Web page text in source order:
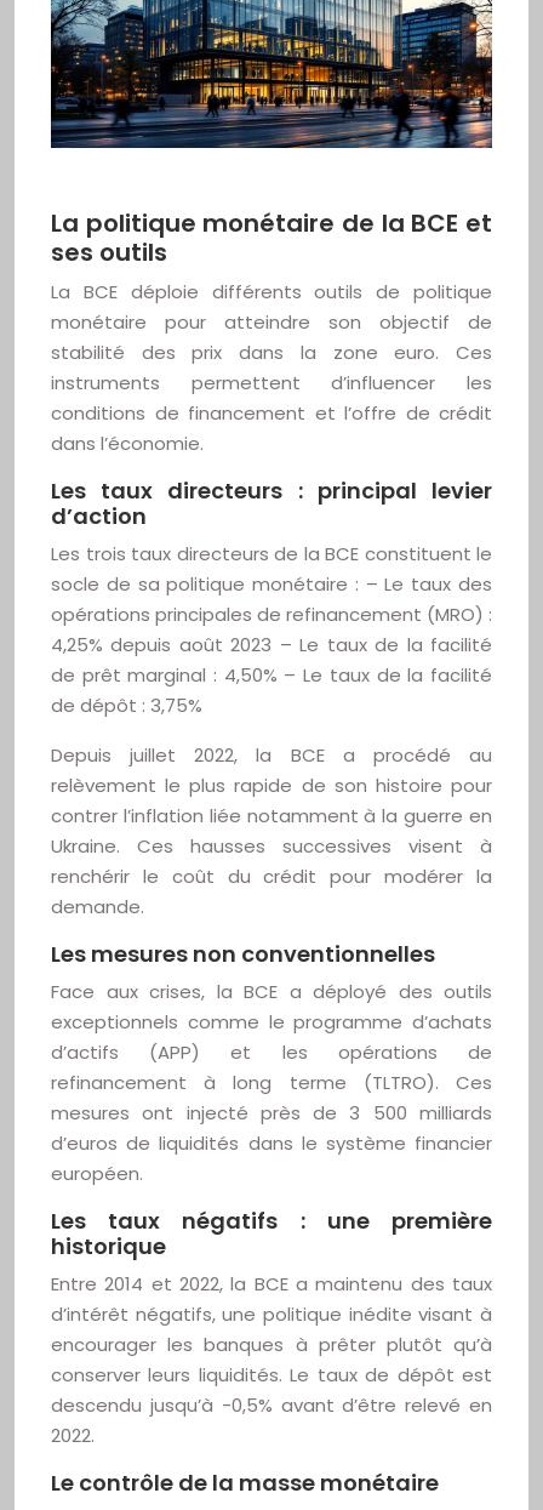
La politique monétaire de la BCE et
ses outils
La BCE déploie différents outils de politique
monétaire pour atteindre son objectif de
stabilité des prix dans la zone euro. Ces
instruments permettent d’influencer les
conditions de financement et l’offre de crédit
dans l’économie.
Les taux directeurs : principal levier
d’action
Les trois taux directeurs de la BCE constituent le
socle de sa politique monétaire : – Le taux des
opérations principales de refinancement (MRO) :
4,25% depuis août 2023 – Le taux de la facilité
de prêt marginal : 4,50% – Le taux de la facilité
de dépôt : 3,75%
Depuis juillet 2022, la BCE a procédé au
relèvement le plus rapide de son histoire pour
contrer l’inflation liée notamment à la guerre en
Ukraine. Ces hausses successives visent à
renchérir le coût du crédit pour modérer la
demande.
Les mesures non conventionnelles
Face aux crises, la BCE a déployé des outils
exceptionnels comme le programme d’achats
d’actifs (APP) et les opérations de
refinancement à long terme (TLTRO). Ces
mesures ont injecté près de 3 500 milliards
d’euros de liquidités dans le système financier
européen.
Les taux négatifs : une première
historique
Entre 2014 et 2022, la BCE a maintenu des taux
d’intérêt négatifs, une politique inédite visant à
encourager les banques à prêter plutôt qu’à
conserver leurs liquidités. Le taux de dépôt est
descendu jusqu’à -0,5% avant d’être relevé en
2022.
Le contrôle de la masse monétaire